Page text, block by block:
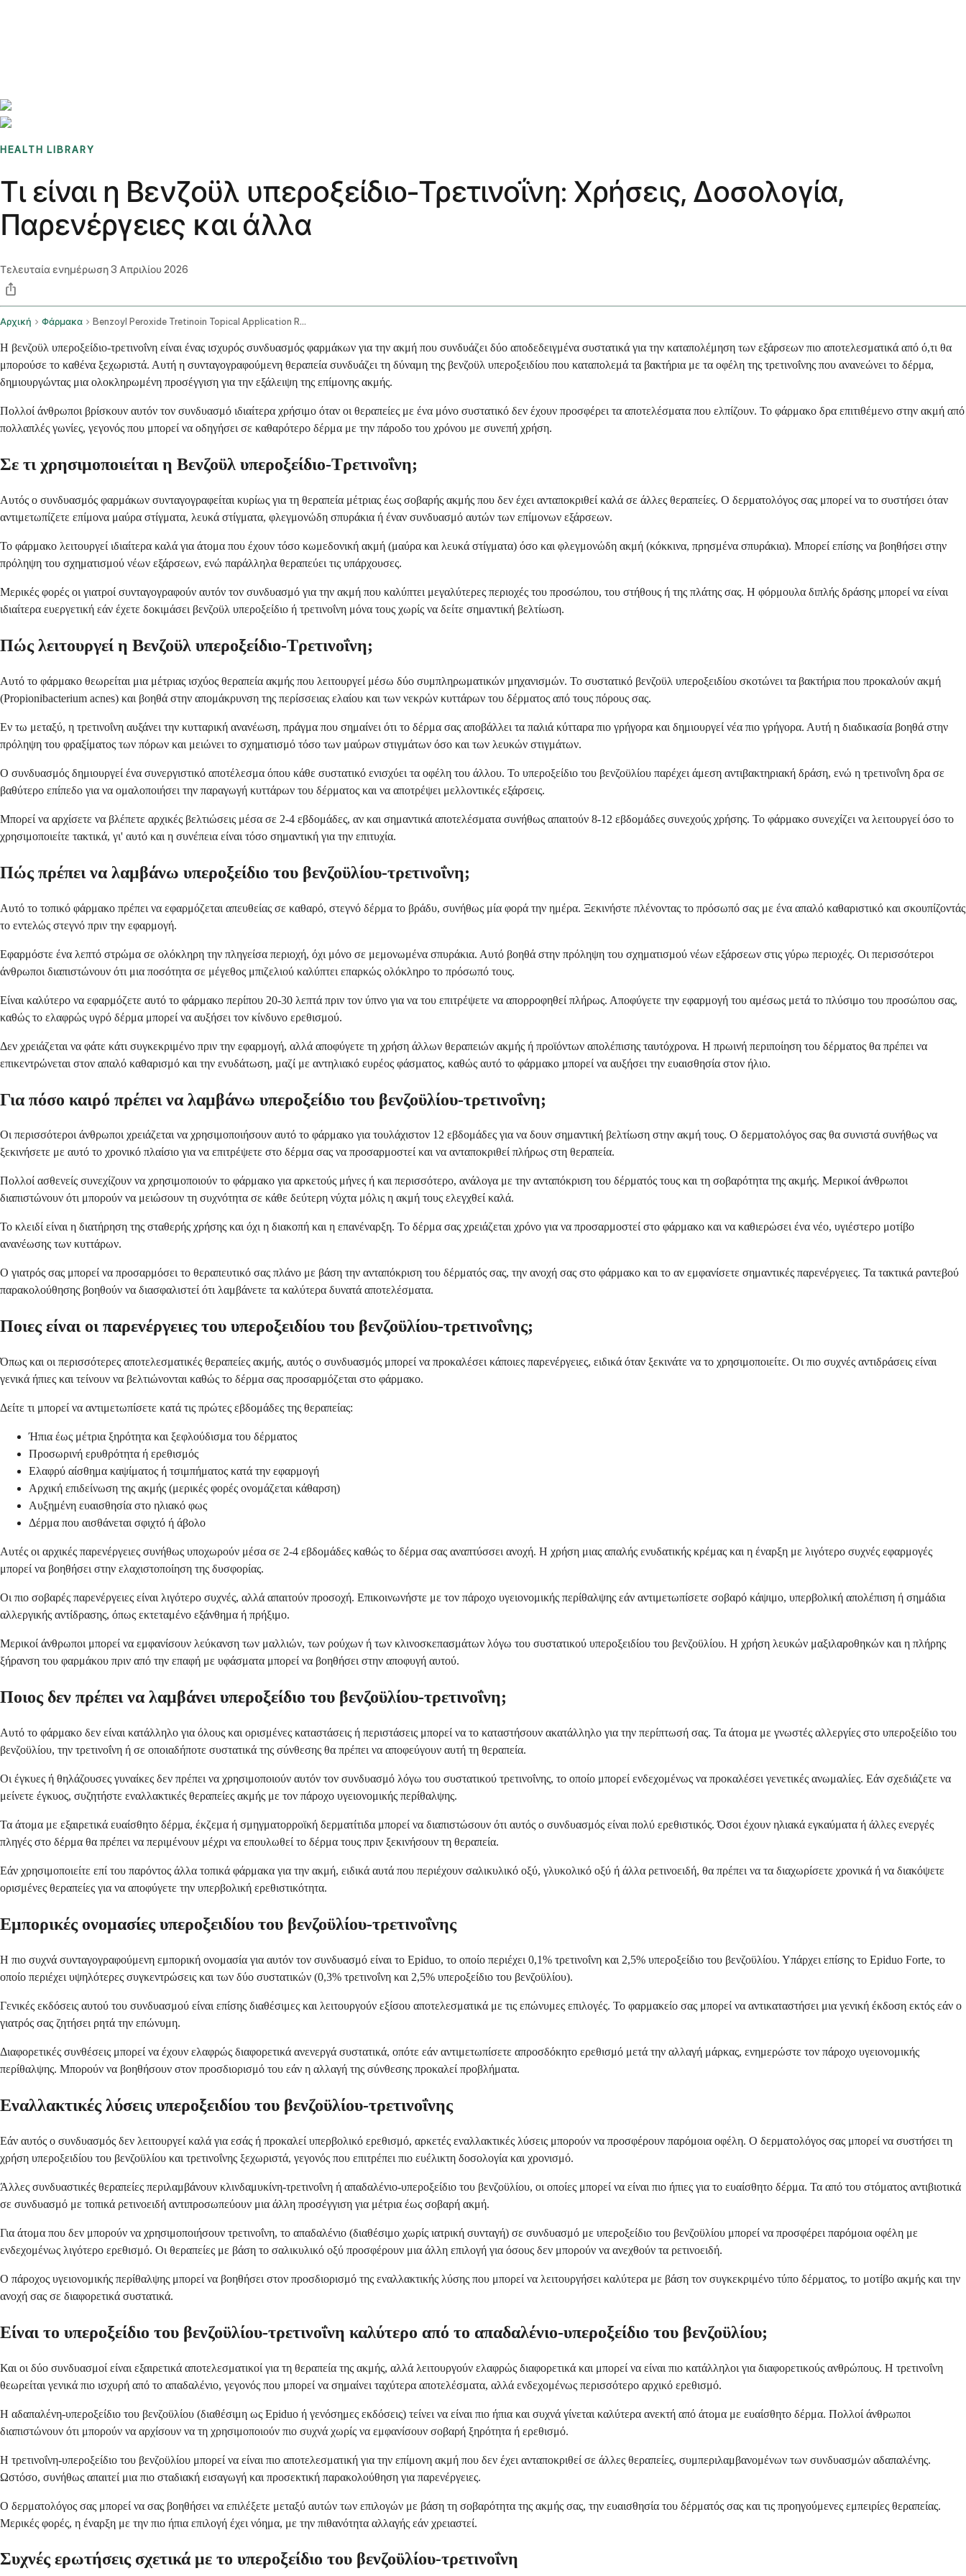
HEALTH LIBRARY
Τι είναι η Βενζοϋλ υπεροξείδιο-Τρετινοΐνη: Χρήσεις, Δοσολογία,
Παρενέργειες και άλλα
Τελευταία ενημέρωση3 Απριλίου 2026
Αρχική Φάρμακα Benzoyl Peroxide Tretinoin Topical Application Route
Η βενζοϋλ υπεροξείδιο-τρετινοΐνη είναι ένας ισχυρός συνδυασμός φαρμάκων για την ακμή που συνδυάζει δύο αποδεδειγμένα συστατικά για την καταπολέμηση των εξάρσεων πιο αποτελεσματικά από ό,τι θα
μπορούσε το καθένα ξεχωριστά. Αυτή η συνταγογραφούμενη θεραπεία συνδυάζει τη δύναμη της βενζοϋλ υπεροξειδίου που καταπολεμά τα βακτήρια με τα οφέλη της τρετινοΐνης που ανανεώνει το δέρμα,
δημιουργώντας μια ολοκληρωμένη προσέγγιση για την εξάλειψη της επίμονης ακμής.
Πολλοί άνθρωποι βρίσκουν αυτόν τον συνδυασμό ιδιαίτερα χρήσιμο όταν οι θεραπείες με ένα μόνο συστατικό δεν έχουν προσφέρει τα αποτελέσματα που ελπίζουν. Το φάρμακο δρα επιτιθέμενο στην ακμή από
πολλαπλές γωνίες, γεγονός που μπορεί να οδηγήσει σε καθαρότερο δέρμα με την πάροδο του χρόνου με συνεπή χρήση.
Σε τι χρησιμοποιείται η Βενζοϋλ υπεροξείδιο-Τρετινοΐνη;
Αυτός ο συνδυασμός φαρμάκων συνταγογραφείται κυρίως για τη θεραπεία μέτριας έως σοβαρής ακμής που δεν έχει ανταποκριθεί καλά σε άλλες θεραπείες. Ο δερματολόγος σας μπορεί να το συστήσει όταν
αντιμετωπίζετε επίμονα μαύρα στίγματα, λευκά στίγματα, φλεγμονώδη σπυράκια ή έναν συνδυασμό αυτών των επίμονων εξάρσεων.
Το φάρμακο λειτουργεί ιδιαίτερα καλά για άτομα που έχουν τόσο κωμεδονική ακμή (μαύρα και λευκά στίγματα) όσο και φλεγμονώδη ακμή (κόκκινα, πρησμένα σπυράκια). Μπορεί επίσης να βοηθήσει στην
πρόληψη του σχηματισμού νέων εξάρσεων, ενώ παράλληλα θεραπεύει τις υπάρχουσες.
Μερικές φορές οι γιατροί συνταγογραφούν αυτόν τον συνδυασμό για την ακμή που καλύπτει μεγαλύτερες περιοχές του προσώπου, του στήθους ή της πλάτης σας. Η φόρμουλα διπλής δράσης μπορεί να είναι
ιδιαίτερα ευεργετική εάν έχετε δοκιμάσει βενζοϋλ υπεροξείδιο ή τρετινοΐνη μόνα τους χωρίς να δείτε σημαντική βελτίωση.
Πώς λειτουργεί η Βενζοϋλ υπεροξείδιο-Τρετινοΐνη;
Αυτό το φάρμακο θεωρείται μια μέτριας ισχύος θεραπεία ακμής που λειτουργεί μέσω δύο συμπληρωματικών μηχανισμών. Το συστατικό βενζοϋλ υπεροξειδίου σκοτώνει τα βακτήρια που προκαλούν ακμή
(Propionibacterium acnes) και βοηθά στην απομάκρυνση της περίσσειας ελαίου και των νεκρών κυττάρων του δέρματος από τους πόρους σας.
Εν τω μεταξύ, η τρετινοΐνη αυξάνει την κυτταρική ανανέωση, πράγμα που σημαίνει ότι το δέρμα σας αποβάλλει τα παλιά κύτταρα πιο γρήγορα και δημιουργεί νέα πιο γρήγορα. Αυτή η διαδικασία βοηθά στην
πρόληψη του φραξίματος των πόρων και μειώνει το σχηματισμό τόσο των μαύρων στιγμάτων όσο και των λευκών στιγμάτων.
Ο συνδυασμός δημιουργεί ένα συνεργιστικό αποτέλεσμα όπου κάθε συστατικό ενισχύει τα οφέλη του άλλου. Το υπεροξείδιο του βενζοϋλίου παρέχει άμεση αντιβακτηριακή δράση, ενώ η τρετινοΐνη δρα σε
βαθύτερο επίπεδο για να ομαλοποιήσει την παραγωγή κυττάρων του δέρματος και να αποτρέψει μελλοντικές εξάρσεις.
Μπορεί να αρχίσετε να βλέπετε αρχικές βελτιώσεις μέσα σε 2-4 εβδομάδες, αν και σημαντικά αποτελέσματα συνήθως απαιτούν 8-12 εβδομάδες συνεχούς χρήσης. Το φάρμακο συνεχίζει να λειτουργεί όσο το
χρησιμοποιείτε τακτικά, γι' αυτό και η συνέπεια είναι τόσο σημαντική για την επιτυχία.
Πώς πρέπει να λαμβάνω υπεροξείδιο του βενζοϋλίου-τρετινοΐνη;
Αυτό το τοπικό φάρμακο πρέπει να εφαρμόζεται απευθείας σε καθαρό, στεγνό δέρμα το βράδυ, συνήθως μία φορά την ημέρα. Ξεκινήστε πλένοντας το πρόσωπό σας με ένα απαλό καθαριστικό και σκουπίζοντάς
το εντελώς στεγνό πριν την εφαρμογή.
Εφαρμόστε ένα λεπτό στρώμα σε ολόκληρη την πληγείσα περιοχή, όχι μόνο σε μεμονωμένα σπυράκια. Αυτό βοηθά στην πρόληψη του σχηματισμού νέων εξάρσεων στις γύρω περιοχές. Οι περισσότεροι
άνθρωποι διαπιστώνουν ότι μια ποσότητα σε μέγεθος μπιζελιού καλύπτει επαρκώς ολόκληρο το πρόσωπό τους.
Είναι καλύτερο να εφαρμόζετε αυτό το φάρμακο περίπου 20-30 λεπτά πριν τον ύπνο για να του επιτρέψετε να απορροφηθεί πλήρως. Αποφύγετε την εφαρμογή του αμέσως μετά το πλύσιμο του προσώπου σας,
καθώς το ελαφρώς υγρό δέρμα μπορεί να αυξήσει τον κίνδυνο ερεθισμού.
Δεν χρειάζεται να φάτε κάτι συγκεκριμένο πριν την εφαρμογή, αλλά αποφύγετε τη χρήση άλλων θεραπειών ακμής ή προϊόντων απολέπισης ταυτόχρονα. Η πρωινή περιποίηση του δέρματος θα πρέπει να
επικεντρώνεται στον απαλό καθαρισμό και την ενυδάτωση, μαζί με αντηλιακό ευρέος φάσματος, καθώς αυτό το φάρμακο μπορεί να αυξήσει την ευαισθησία στον ήλιο.
Για πόσο καιρό πρέπει να λαμβάνω υπεροξείδιο του βενζοϋλίου-τρετινοΐνη;
Οι περισσότεροι άνθρωποι χρειάζεται να χρησιμοποιήσουν αυτό το φάρμακο για τουλάχιστον 12 εβδομάδες για να δουν σημαντική βελτίωση στην ακμή τους. Ο δερματολόγος σας θα συνιστά συνήθως να
ξεκινήσετε με αυτό το χρονικό πλαίσιο για να επιτρέψετε στο δέρμα σας να προσαρμοστεί και να ανταποκριθεί πλήρως στη θεραπεία.
Πολλοί ασθενείς συνεχίζουν να χρησιμοποιούν το φάρμακο για αρκετούς μήνες ή και περισσότερο, ανάλογα με την ανταπόκριση του δέρματός τους και τη σοβαρότητα της ακμής. Μερικοί άνθρωποι
διαπιστώνουν ότι μπορούν να μειώσουν τη συχνότητα σε κάθε δεύτερη νύχτα μόλις η ακμή τους ελεγχθεί καλά.
Το κλειδί είναι η διατήρηση της σταθερής χρήσης και όχι η διακοπή και η επανέναρξη. Το δέρμα σας χρειάζεται χρόνο για να προσαρμοστεί στο φάρμακο και να καθιερώσει ένα νέο, υγιέστερο μοτίβο
ανανέωσης των κυττάρων.
Ο γιατρός σας μπορεί να προσαρμόσει το θεραπευτικό σας πλάνο με βάση την ανταπόκριση του δέρματός σας, την ανοχή σας στο φάρμακο και το αν εμφανίσετε σημαντικές παρενέργειες. Τα τακτικά ραντεβού
παρακολούθησης βοηθούν να διασφαλιστεί ότι λαμβάνετε τα καλύτερα δυνατά αποτελέσματα.
Ποιες είναι οι παρενέργειες του υπεροξειδίου του βενζοϋλίου-τρετινοΐνης;
Όπως και οι περισσότερες αποτελεσματικές θεραπείες ακμής, αυτός ο συνδυασμός μπορεί να προκαλέσει κάποιες παρενέργειες, ειδικά όταν ξεκινάτε να το χρησιμοποιείτε. Οι πιο συχνές αντιδράσεις είναι
γενικά ήπιες και τείνουν να βελτιώνονται καθώς το δέρμα σας προσαρμόζεται στο φάρμακο.
Δείτε τι μπορεί να αντιμετωπίσετε κατά τις πρώτες εβδομάδες της θεραπείας:
Ήπια έως μέτρια ξηρότητα και ξεφλούδισμα του δέρματος
Προσωρινή ερυθρότητα ή ερεθισμός
Ελαφρύ αίσθημα καψίματος ή τσιμπήματος κατά την εφαρμογή
Αρχική επιδείνωση της ακμής (μερικές φορές ονομάζεται κάθαρση)
Αυξημένη ευαισθησία στο ηλιακό φως
Δέρμα που αισθάνεται σφιχτό ή άβολο
Αυτές οι αρχικές παρενέργειες συνήθως υποχωρούν μέσα σε 2-4 εβδομάδες καθώς το δέρμα σας αναπτύσσει ανοχή. Η χρήση μιας απαλής ενυδατικής κρέμας και η έναρξη με λιγότερο συχνές εφαρμογές
μπορεί να βοηθήσει στην ελαχιστοποίηση της δυσφορίας.
Οι πιο σοβαρές παρενέργειες είναι λιγότερο συχνές, αλλά απαιτούν προσοχή. Επικοινωνήστε με τον πάροχο υγειονομικής περίθαλψης εάν αντιμετωπίσετε σοβαρό κάψιμο, υπερβολική απολέπιση ή σημάδια
αλλεργικής αντίδρασης, όπως εκτεταμένο εξάνθημα ή πρήξιμο.
Μερικοί άνθρωποι μπορεί να εμφανίσουν λεύκανση των μαλλιών, των ρούχων ή των κλινοσκεπασμάτων λόγω του συστατικού υπεροξειδίου του βενζοϋλίου. Η χρήση λευκών μαξιλαροθηκών και η πλήρης
ξήρανση του φαρμάκου πριν από την επαφή με υφάσματα μπορεί να βοηθήσει στην αποφυγή αυτού.
Ποιος δεν πρέπει να λαμβάνει υπεροξείδιο του βενζοϋλίου-τρετινοΐνη;
Αυτό το φάρμακο δεν είναι κατάλληλο για όλους και ορισμένες καταστάσεις ή περιστάσεις μπορεί να το καταστήσουν ακατάλληλο για την περίπτωσή σας. Τα άτομα με γνωστές αλλεργίες στο υπεροξείδιο του
βενζοϋλίου, την τρετινοΐνη ή σε οποιαδήποτε συστατικά της σύνθεσης θα πρέπει να αποφεύγουν αυτή τη θεραπεία.
Οι έγκυες ή θηλάζουσες γυναίκες δεν πρέπει να χρησιμοποιούν αυτόν τον συνδυασμό λόγω του συστατικού τρετινοΐνης, το οποίο μπορεί ενδεχομένως να προκαλέσει γενετικές ανωμαλίες. Εάν σχεδιάζετε να
μείνετε έγκυος, συζητήστε εναλλακτικές θεραπείες ακμής με τον πάροχο υγειονομικής περίθαλψης.
Τα άτομα με εξαιρετικά ευαίσθητο δέρμα, έκζεμα ή σμηγματορροϊκή δερματίτιδα μπορεί να διαπιστώσουν ότι αυτός ο συνδυασμός είναι πολύ ερεθιστικός. Όσοι έχουν ηλιακά εγκαύματα ή άλλες ενεργές
πληγές στο δέρμα θα πρέπει να περιμένουν μέχρι να επουλωθεί το δέρμα τους πριν ξεκινήσουν τη θεραπεία.
Εάν χρησιμοποιείτε επί του παρόντος άλλα τοπικά φάρμακα για την ακμή, ειδικά αυτά που περιέχουν σαλικυλικό οξύ, γλυκολικό οξύ ή άλλα ρετινοειδή, θα πρέπει να τα διαχωρίσετε χρονικά ή να διακόψετε
ορισμένες θεραπείες για να αποφύγετε την υπερβολική ερεθιστικότητα.
Εμπορικές ονομασίες υπεροξειδίου του βενζοϋλίου-τρετινοΐνης
Η πιο συχνά συνταγογραφούμενη εμπορική ονομασία για αυτόν τον συνδυασμό είναι το Epiduo, το οποίο περιέχει 0,1% τρετινοΐνη και 2,5% υπεροξείδιο του βενζοϋλίου. Υπάρχει επίσης το Epiduo Forte, το
οποίο περιέχει υψηλότερες συγκεντρώσεις και των δύο συστατικών (0,3% τρετινοΐνη και 2,5% υπεροξείδιο του βενζοϋλίου).
Γενικές εκδόσεις αυτού του συνδυασμού είναι επίσης διαθέσιμες και λειτουργούν εξίσου αποτελεσματικά με τις επώνυμες επιλογές. Το φαρμακείο σας μπορεί να αντικαταστήσει μια γενική έκδοση εκτός εάν ο
γιατρός σας ζητήσει ρητά την επώνυμη.
Διαφορετικές συνθέσεις μπορεί να έχουν ελαφρώς διαφορετικά ανενεργά συστατικά, οπότε εάν αντιμετωπίσετε απροσδόκητο ερεθισμό μετά την αλλαγή μάρκας, ενημερώστε τον πάροχο υγειονομικής
περίθαλψης. Μπορούν να βοηθήσουν στον προσδιορισμό του εάν η αλλαγή της σύνθεσης προκαλεί προβλήματα.
Εναλλακτικές λύσεις υπεροξειδίου του βενζοϋλίου-τρετινοΐνης
Εάν αυτός ο συνδυασμός δεν λειτουργεί καλά για εσάς ή προκαλεί υπερβολικό ερεθισμό, αρκετές εναλλακτικές λύσεις μπορούν να προσφέρουν παρόμοια οφέλη. Ο δερματολόγος σας μπορεί να συστήσει τη
χρήση υπεροξειδίου του βενζοϋλίου και τρετινοΐνης ξεχωριστά, γεγονός που επιτρέπει πιο ευέλικτη δοσολογία και χρονισμό.
Άλλες συνδυαστικές θεραπείες περιλαμβάνουν κλινδαμυκίνη-τρετινοΐνη ή απαδαλένιο-υπεροξείδιο του βενζοϋλίου, οι οποίες μπορεί να είναι πιο ήπιες για το ευαίσθητο δέρμα. Τα από του στόματος αντιβιοτικά
σε συνδυασμό με τοπικά ρετινοειδή αντιπροσωπεύουν μια άλλη προσέγγιση για μέτρια έως σοβαρή ακμή.
Για άτομα που δεν μπορούν να χρησιμοποιήσουν τρετινοΐνη, το απαδαλένιο (διαθέσιμο χωρίς ιατρική συνταγή) σε συνδυασμό με υπεροξείδιο του βενζοϋλίου μπορεί να προσφέρει παρόμοια οφέλη με
ενδεχομένως λιγότερο ερεθισμό. Οι θεραπείες με βάση το σαλικυλικό οξύ προσφέρουν μια άλλη επιλογή για όσους δεν μπορούν να ανεχθούν τα ρετινοειδή.
Ο πάροχος υγειονομικής περίθαλψης μπορεί να βοηθήσει στον προσδιορισμό της εναλλακτικής λύσης που μπορεί να λειτουργήσει καλύτερα με βάση τον συγκεκριμένο τύπο δέρματος, το μοτίβο ακμής και την
ανοχή σας σε διαφορετικά συστατικά.
Είναι το υπεροξείδιο του βενζοϋλίου-τρετινοΐνη καλύτερο από το απαδαλένιο-υπεροξείδιο του βενζοϋλίου;
Και οι δύο συνδυασμοί είναι εξαιρετικά αποτελεσματικοί για τη θεραπεία της ακμής, αλλά λειτουργούν ελαφρώς διαφορετικά και μπορεί να είναι πιο κατάλληλοι για διαφορετικούς ανθρώπους. Η τρετινοΐνη
θεωρείται γενικά πιο ισχυρή από το απαδαλένιο, γεγονός που μπορεί να σημαίνει ταχύτερα αποτελέσματα, αλλά ενδεχομένως περισσότερο αρχικό ερεθισμό.
Η αδαπαλένη-υπεροξείδιο του βενζοϋλίου (διαθέσιμη ως Epiduo ή γενόσημες εκδόσεις) τείνει να είναι πιο ήπια και συχνά γίνεται καλύτερα ανεκτή από άτομα με ευαίσθητο δέρμα. Πολλοί άνθρωποι
διαπιστώνουν ότι μπορούν να αρχίσουν να τη χρησιμοποιούν πιο συχνά χωρίς να εμφανίσουν σοβαρή ξηρότητα ή ερεθισμό.
Η τρετινοΐνη-υπεροξείδιο του βενζοϋλίου μπορεί να είναι πιο αποτελεσματική για την επίμονη ακμή που δεν έχει ανταποκριθεί σε άλλες θεραπείες, συμπεριλαμβανομένων των συνδυασμών αδαπαλένης.
Ωστόσο, συνήθως απαιτεί μια πιο σταδιακή εισαγωγή και προσεκτική παρακολούθηση για παρενέργειες.
Ο δερματολόγος σας μπορεί να σας βοηθήσει να επιλέξετε μεταξύ αυτών των επιλογών με βάση τη σοβαρότητα της ακμής σας, την ευαισθησία του δέρματός σας και τις προηγούμενες εμπειρίες θεραπείας.
Μερικές φορές, η έναρξη με την πιο ήπια επιλογή έχει νόημα, με την πιθανότητα αλλαγής εάν χρειαστεί.
Συχνές ερωτήσεις σχετικά με το υπεροξείδιο του βενζοϋλίου-τρετινοΐνη